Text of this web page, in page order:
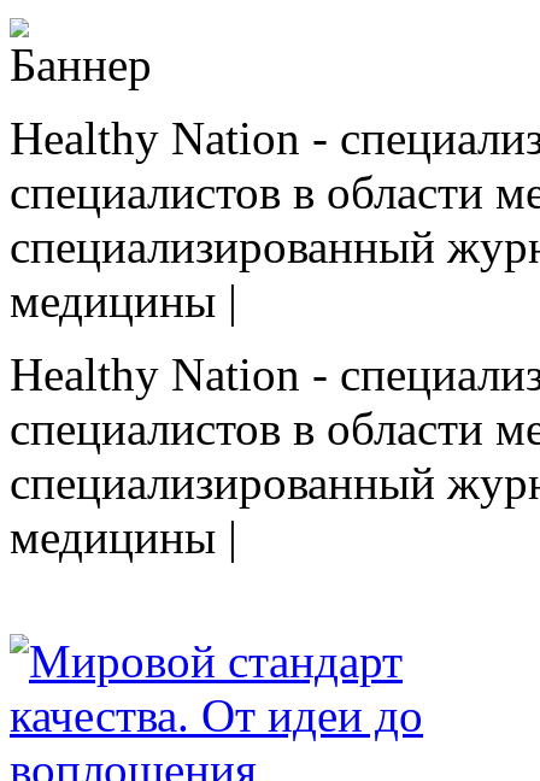
Healthy Nation -
специалистов в области
cпециализированный
медицины |
Healthy Nation -
специалистов в области
cпециализированный
медицины |